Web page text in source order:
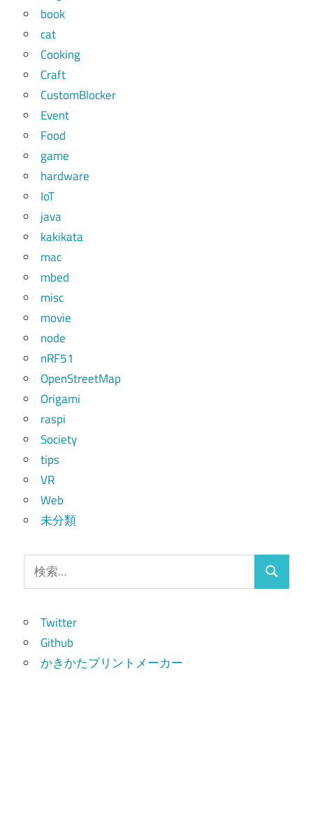
book
cat
Cooking
Craft
CustomBlocker
Event
Food
game
hardware
IoT
java
kakikata
mac
mbed
misc
movie
node
nRF51
OpenStreetMap
Origami
raspi
Society
tips
VR
Web
未分類
索:
検
Twitter
Github
かきかたプリントメーカー